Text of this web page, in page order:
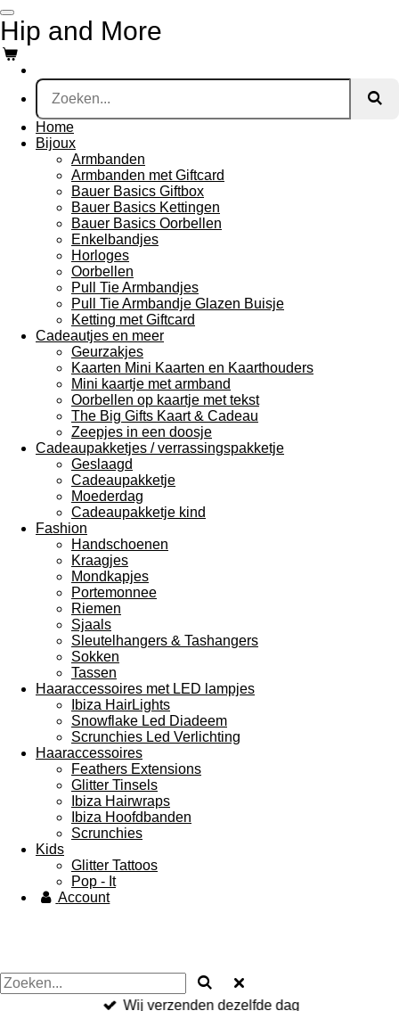
Ga
direct
naar
de
hoofdinhoud
Hip and More
Home
Bijoux
Armbanden
Armbanden met Giftcard
Bauer Basics Giftbox
Bauer Basics Kettingen
Bauer Basics Oorbellen
Enkelbandjes
Horloges
Oorbellen
Pull Tie Armbandjes
Pull Tie Armbandje Glazen Buisje
Ketting met Giftcard
Cadeautjes en meer
Geurzakjes
Kaarten Mini Kaarten en Kaarthouders
Mini kaartje met armband
Oorbellen op kaartje met tekst
The Big Gifts Kaart & Cadeau
Zeepjes in een doosje
Cadeaupakketjes / verrassingspakketje
Geslaagd
Cadeaupakketje
Moederdag
Cadeaupakketje kind
Fashion
Handschoenen
Kraagjes
Mondkapjes
Portemonnee
Riemen
Sjaals
Sleutelhangers & Tashangers
Sokken
Tassen
Haaraccessoires met LED lampjes
Ibiza HairLights
Snowflake Led Diadeem
Scrunchies Led Verlichting
Haaraccessoires
Feathers Extensions
Glitter Tinsels
Ibiza Hairwraps
Ibiza Hoofdbanden
Scrunchies
Kids
Glitter Tattoos
Pop - It
Account
Wij verzenden dezelfde dag